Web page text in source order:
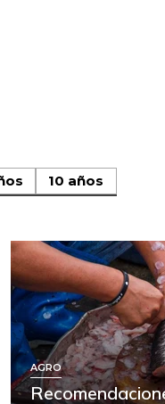
10 años
AGRO